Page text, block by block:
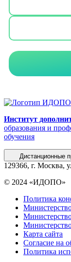
Институт
образования и
обучения
Дистанционные
129366, г. Москва,
© 2024 «ИДОПО»
Политика
Карта сайта
Согласие на
Политика